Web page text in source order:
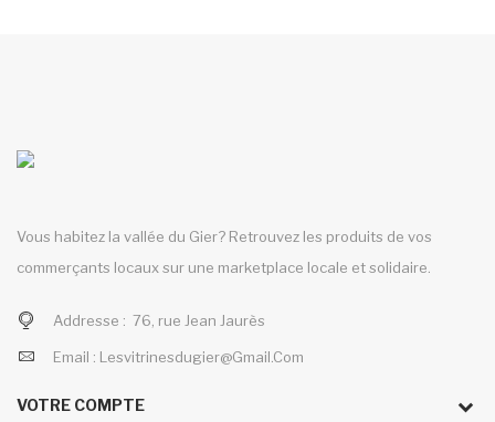
Vous habitez la vallée du Gier? Retrouvez les produits de vos
commerçants locaux sur une marketplace locale et solidaire.
Addresse : 76, rue Jean Jaurès
Email : Lesvitrinesdugier@gmail.com
VOTRE COMPTE